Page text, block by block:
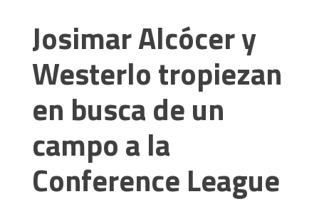
Josimar Alcócer y
Westerlo tropiezan
en busca de un
campo a la
Conference League